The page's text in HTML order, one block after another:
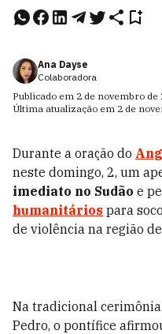
Ana Dayse
Colaboradora
Publicado em 2 de novembro de
Última atualização em 2 de
Durante a oração do
neste domingo, 2, um
imediato no Sudão e
humanitários para
de violência na região
Na tradicional cerimônia
Pedro, o pontífice